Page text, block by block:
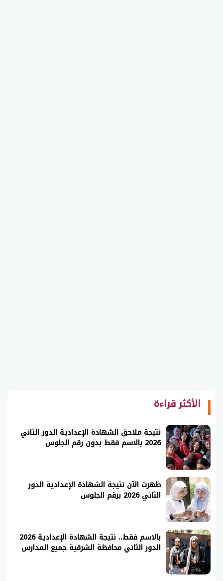
الأكثر قراءة
نتيجة ملاحق الشهادة الإعدادية الدور الثاني
2026 بالاسم فقط بدون رقم الجلوس
ظهرت الآن نتيجة الشهادة الإعدادية الدور
الثاني 2026 برقم الجلوس
بالاسم فقط.. نتيجة الشهادة الإعدادية 2026
الدور الثاني محافظة الشرقية جميع المدارس